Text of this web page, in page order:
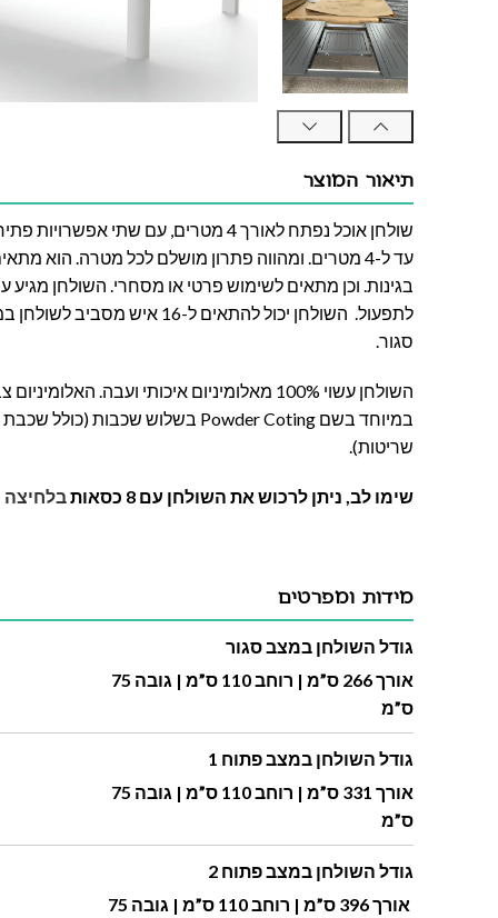
תיאור המוצר
עד ל-4 מטרים. ומהווה פתרון מושלם לכל מטרה. הוא
בגינות. וכן מתאים לשימוש פרטי או מסחרי. השולחן מגיע
סגור.
השולחן עשוי 100% מאלומיניום איכותי ועבה.
שריטות).
שימו לב, ניתן לרכוש את השולחן עם 8 כסאות בלחיצה
מידות ומפרטים
גודל השולחן במצב סגור
אורך 266 ס”מ | רוחב 110 ס”מ | גובה 75
ס”מ
גודל השולחן במצב פתוח 1
אורך 331 ס”מ | רוחב 110 ס”מ | גובה 75
ס”מ
גודל השולחן במצב פתוח 2
אורך 396 ס”מ | רוחב 110 ס”מ | גובה 75